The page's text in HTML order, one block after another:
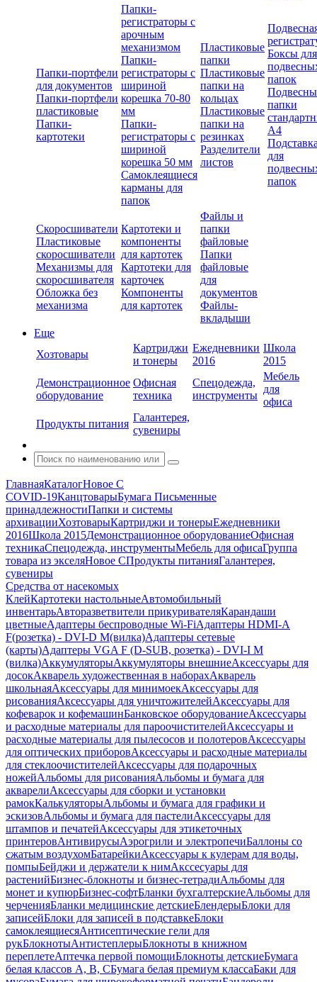
Папки-портфели
для документов
Папки-портфели
пластиковые
Папки-
картотеки
Папки-
регистраторы с
арочным
механизмом
Папки-
регистраторы с
шириной
корешка 70-80
мм
Папки-
регистраторы с
шириной
корешка 50 мм
Самоклеящиеся
карманы для
папок
Пластиковые
папки
Пластиковые
папки на
кольцах
Пластиковые
папки на
резинках
Разделители
листов
Боксы для
папок
папки
А4
для
папок
Скоросшиватели
Пластиковые
скоросшиватели
Механизмы для
скоросшивателя
Обложка без
механизма
Картотеки и
компоненты
для картотек
Картотеки для
карточек
Компоненты
для картотек
Файлы и
папки
файловые
Папки
файловые
для
документов
Файлы-
вкладыши
Еще
Хозтовары
Картриджи
и тонеры
Ежедневники
2016
Школа
2015
Демонстрационное
оборудование
Офисная
техника
Спецодежда,
инструменты
Мебель
для
офиса
Продукты питания
Галантерея,
сувениры
ГлавнаяКаталогНовое С
COVID-19КанцтоварыБумага Письменные
принадлежностиПапки и системы
архивацииХозтоварыКартриджи и тонерыЕжедневники
2016Школа 2015Демонстрационное оборудованиеОфисная
техникаСпецодежда, инструментыМебель для офисаГруппа
товара из экселяНовое СПродукты питанияГалантерея,
сувениры
Средства от насекомых
КлейКартотеки настольныеАвтомобильный
инвентарьАвторазветвители прикуривателяКарандаши
цветныеАдаптеры беспроводные Wi-FiАдаптеры HDMI-A
F(розетка) - DVI-D M(вилка)Адаптеры сетевые
(карты)Адаптеры VGA F (D-SUB, розетка) - DVI-I M
(вилка)АккумуляторыАккумуляторы внешниеАксессуары для
досокАкварель художественная в наборахАкварель
школьнаяАксессуары для минимоекАксессуары для
рисованияАксессуары для уничтожителейАксессуары для
кофеварок и кофемашинБанковское оборудованиеАксессуары
и расходные материалы для пароочистителейАксессуары и
расходные материалы для пылесосов и полотеровАксессуары
для оптических приборовАксессуары и расходные материалы
для стеклоочистителейАксессуары для подарочных
ножейАльбомы для рисованияАльбомы и бумага для
акварелиАксессуары для сборки и установки
рамокКалькуляторыАльбомы и бумага для графики и
эскизовАльбомы и бумага для пастелиАксессуары для
штампов и печатейАксессуары для этикеточных
принтеровАнтивирусыАэрогрили и электропечиБаллоны со
сжатым воздухомБатарейкиАксессуары к кулерам для воды,
помпыБейджи и держатели к нимАкссесуары для
растенийБизнес-блокноты и бизнес-тетрадиАльбомы для
монет и купюрБизнес-софтБланки бухгалтерскиеАльбомы для
черченияБланки медицинские детскиеБлендерыБлоки для
записейБлоки для записей в подставкеБлоки
самоклеящиесяАнтисептические гели для
рукБлокнотыАнтистеплерыБлокноты в книжном
переплетеАптечка первой помощиБлокноты детскиеБумага
белая классов А, В, СБумага белая премиум классаБаки для